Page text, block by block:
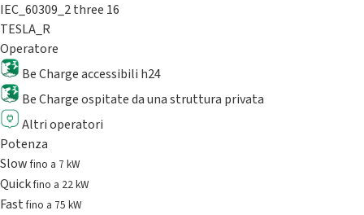
IEC_60309_2 three 16
TESLA_R
Operatore
Be Charge accessibili h24
Be Charge ospitate da una struttura privata
Altri operatori
Potenza
Slowfino a 7 kW
Quickfino a 22 kW
Fastfino a 75 kW